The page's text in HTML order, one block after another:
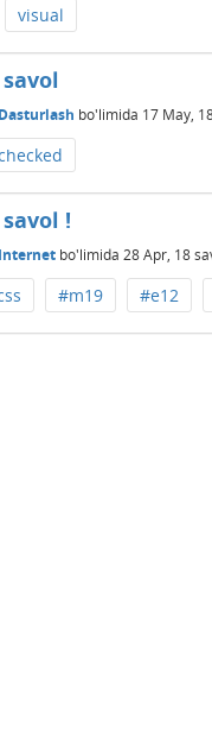
visual
Dasturlash bo'limida 17 May,
!
Internet bo'limida 28 Apr, 18
#m19 #e12